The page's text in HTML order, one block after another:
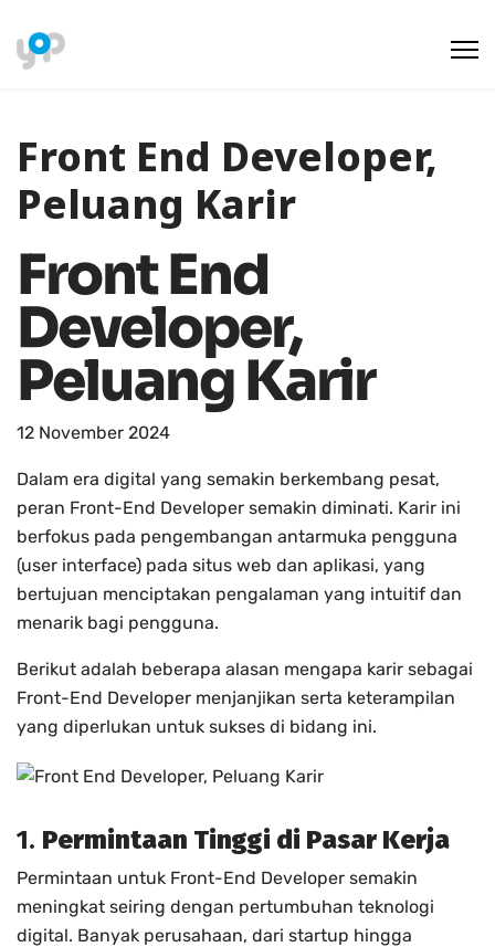
Front End Developer,
Peluang Karir
Front End
Developer,
Peluang Karir
12 November 2024
Dalam era digital yang semakin berkembang pesat,
peran Front-End Developer semakin diminati. Karir ini
berfokus pada pengembangan antarmuka pengguna
(user interface) pada situs web dan aplikasi, yang
bertujuan menciptakan pengalaman yang intuitif dan
menarik bagi pengguna.
Berikut adalah beberapa alasan mengapa karir sebagai
Front-End Developer menjanjikan serta keterampilan
yang diperlukan untuk sukses di bidang ini.
1. Permintaan Tinggi di Pasar Kerja
Permintaan untuk Front-End Developer semakin
meningkat seiring dengan pertumbuhan teknologi
digital. Banyak perusahaan, dari startup hingga